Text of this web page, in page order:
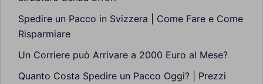
Spedire un Pacco in Svizzera | Come Fare e Come
Risparmiare
Un Corriere può Arrivare a 2000 Euro al Mese?
Quanto Costa Spedire un Pacco Oggi? | Prezzi